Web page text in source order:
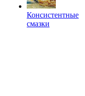
Консистентные
смазки